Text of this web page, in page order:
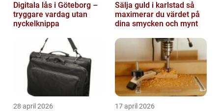
Digitala lås i Göteborg –
tryggare vardag utan
nyckelknippa
Sälja guld i karlstad så
maximerar du värdet på
dina smycken och mynt
28 april 2026 17 april 2026